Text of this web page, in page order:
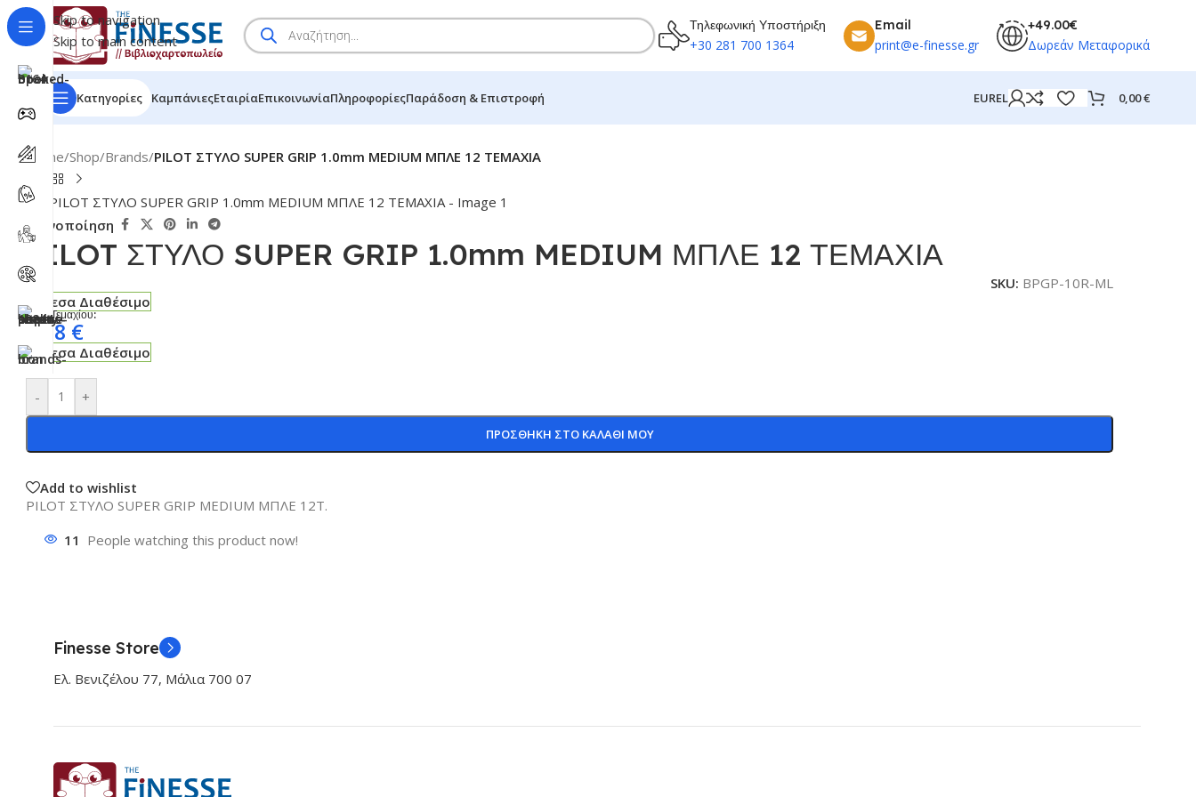
Skip to navigation
Skip to main content
Τηλεφωνική Υποστήριξη
+30 281 700 1364
Email
print@e-finesse.gr
+49.00€
Δωρεάν Μεταφορικά
Κατηγορίες ΚαμπάνιεςΕταιρίαΕπικοινωνίαΠληροφορίεςΠαράδοση & Επιστροφή EUREL 0,00€
Home/Shop/Brands/PILOT ΣΤΥΛΟ SUPER GRIP 1.0mm MEDIUM ΜΠΛΕ 12 ΤΕΜΑΧΙΑ
Κοινοποίηση
PILOT ΣΤΥΛΟ SUPER GRIP 1.0mm MEDIUM ΜΠΛΕ 12 ΤΕΜΑΧΙΑ
SKU: BPGP-10R-ML
Άμεσα Διαθέσιμο
Τιμή Τεμαχίου:
1,28 €
Άμεσα Διαθέσιμο
- +
ΠΡΟΣΘΗΚΗ ΣΤΟ ΚΑΛΑΘΙ ΜΟΥ
Add to wishlist
PILOT ΣΤΥΛΟ SUPER GRIP MEDIUM ΜΠΛΕ 12Τ.
11 People watching this product now!
Finesse Store
Ελ. Βενιζέλου 77, Μάλια 700 07